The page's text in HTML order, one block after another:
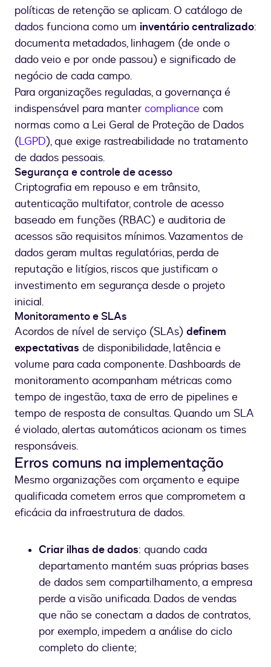
políticas de retenção se aplicam. O catálogo de
dados funciona como um inventário centralizado:
documenta metadados, linhagem (de onde o
dado veio e por onde passou) e significado de
negócio de cada campo.
Para organizações reguladas, a governança é
indispensável para manter compliance com
normas como a Lei Geral de Proteção de Dados
(LGPD), que exige rastreabilidade no tratamento
de dados pessoais.
Segurança e controle de acesso
Criptografia em repouso e em trânsito,
autenticação multifator, controle de acesso
baseado em funções (RBAC) e auditoria de
acessos são requisitos mínimos. Vazamentos de
dados geram multas regulatórias, perda de
reputação e litígios, riscos que justificam o
investimento em segurança desde o projeto
inicial.
Monitoramento e SLAs
Acordos de nível de serviço (SLAs) definem
expectativas de disponibilidade, latência e
volume para cada componente. Dashboards de
monitoramento acompanham métricas como
tempo de ingestão, taxa de erro de pipelines e
tempo de resposta de consultas. Quando um SLA
é violado, alertas automáticos acionam os times
responsáveis.
Erros comuns na implementação
Mesmo organizações com orçamento e equipe
qualificada cometem erros que comprometem a
eficácia da infraestrutura de dados.
Criar ilhas de dados: quando cada
departamento mantém suas próprias bases
de dados sem compartilhamento, a empresa
perde a visão unificada. Dados de vendas
que não se conectam a dados de contratos,
por exemplo, impedem a análise do ciclo
completo do cliente;